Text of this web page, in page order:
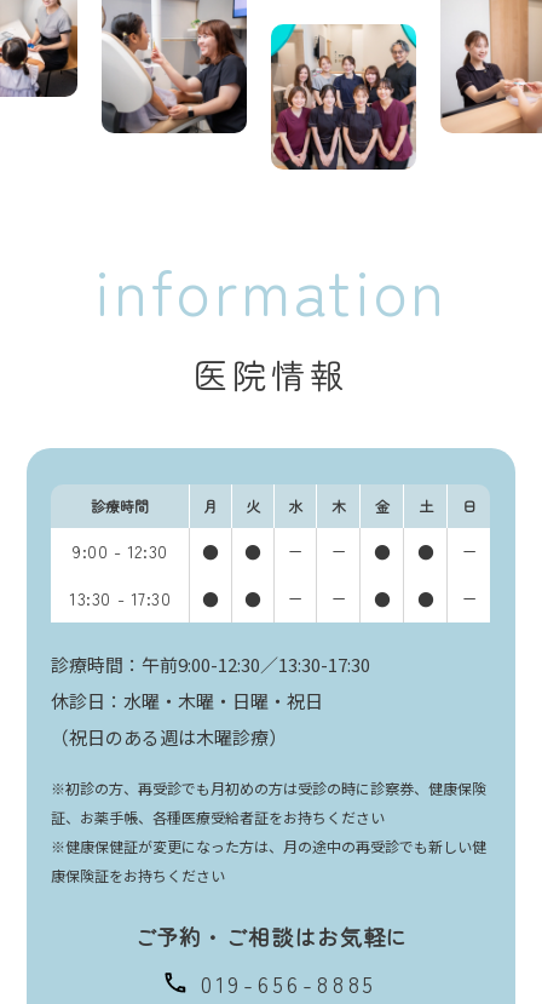
information
医院情報
診療時間 月 火 水 木 金 土 日
9:00 - 12:30 ● ● ー ー ● ●
ー
13:30 - 17:30
● ● ー ー ● ● ー
診療時間：午前9:00-12:30／13:30-17:30
休診日：水曜・木曜・日曜・祝日
（祝日のある週は木曜診療）
※初診の方、再受診でも月初めの方は受診の時に診察券、健康保険
証、お薬手帳、各種医療受給者証をお持ちください
※健康保健証が変更になった方は、月の途中の再受診でも新しい健
康保険証をお持ちください
ご予約・ご相談はお気軽に
019-656-8885